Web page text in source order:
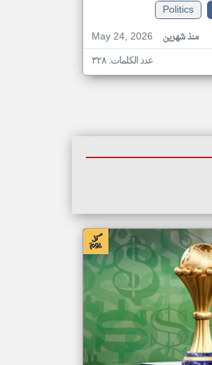
Politics
May 24, 2026
منذ شهرين
عدد الكلمات: ٣٢٨